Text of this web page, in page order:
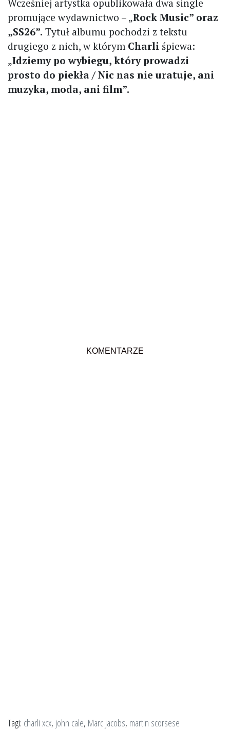
Wcześniej artystka opublikowała dwa single
promujące wydawnictwo – „Rock Music” oraz
„SS26”. Tytuł albumu pochodzi z tekstu
drugiego z nich, w którym Charli śpiewa:
„Idziemy po wybiegu, który prowadzi
prosto do piekła / Nic nas nie uratuje, ani
muzyka, moda, ani film”.
KOMENTARZE
Tagi: charli xcx, john cale, Marc Jacobs, martin scorsese